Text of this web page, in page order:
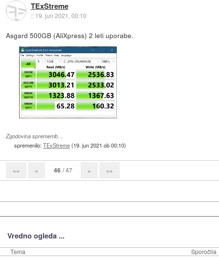
TExStreme
:: 19. jun 2021, 00:10
Asgard 500GB (AliXpress) 2 leti uporabe.
Zgodovina sprememb…
spremenilo:TExStreme(19. jun 2021 ob 00:10)
«« « 46 / 47 » »»
Vredno ogleda ...
Tema Sporočila